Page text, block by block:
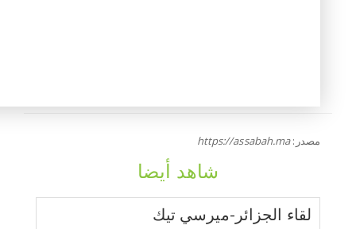
مصدر:https://assabah.ma
شاهد أيضا
لقاء الجزائر-ميرسي تيك